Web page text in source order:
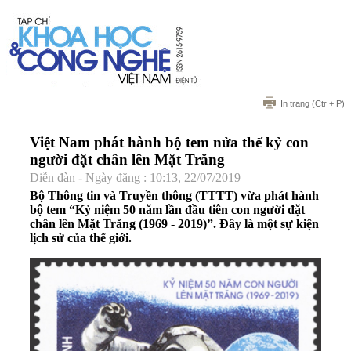
In trang (Ctr + P)
Việt Nam phát hành bộ tem nửa thế kỷ con
người đặt chân lên Mặt Trăng
Diễn đàn - Ngày đăng : 10:13, 22/07/2019
Bộ Thông tin và Truyền thông (TTTT) vừa phát hành
bộ tem “Kỷ niệm 50 năm lần đầu tiên con người đặt
chân lên Mặt Trăng (1969 - 2019)”. Đây là một sự kiện
lịch sử của thế giới.